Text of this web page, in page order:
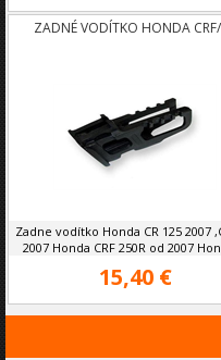
ZADNÉ VODÍTKO HONDA
Zadne vodítko Honda CR 125 2007
2007 Honda CRF 250R od 2007
15,40 €